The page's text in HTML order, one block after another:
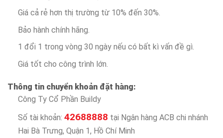
Giá cả rẻ hơn thị trường từ 10% đến 30%.
Bảo hành chính hãng.
1 đổi 1 trong vòng 30 ngày nếu có bất kì vấn đề gì.
Giá tốt cho công trình lớn.
Thông tin chuyển khoản đặt hàng:
Công Ty Cổ Phần Buildy
Số tài khoản: 42688888 tại Ngân hàng ACB chi nhánh
Hai Bà Trưng, Quận 1, Hồ Chí Minh